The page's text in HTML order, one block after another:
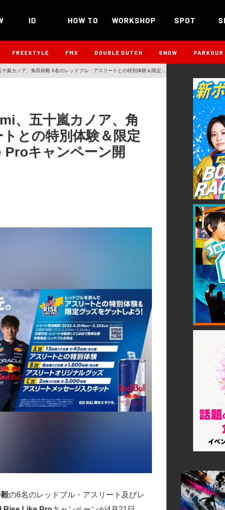
ID HOW TO WORKSHOP SPOT
FREESTYLE FMX DOUBLE DUTCH SNOW PARKOUR
嵐カノア、角田裕毅 6名のレッドブル・アスリートとの特別体験＆限定グ
、五十嵐カノア、角
との特別体験＆限定
キャンペーン開
の6名のレッドブル・アスリート及びレ